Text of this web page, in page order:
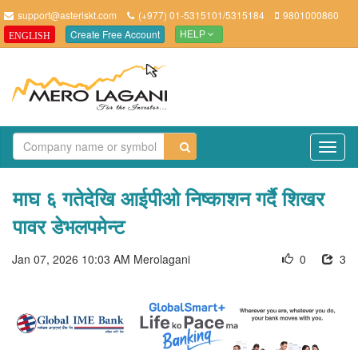
support@asteriskt.com (+977) 01-5315101/5315184 9801000860
ENGLISH Create Free Account HELP
माघ ६ गतेदेखि आईपीओ निष्काशन गर्दै शिखर
पावर डेभलपमेन्ट
Jan 07, 2026 10:03 AM Merolagani 3
0